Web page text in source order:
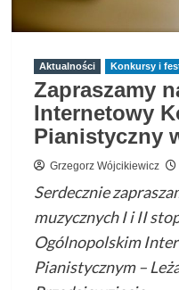
Aktualności Konkursy i
Zapraszamy
Internetowy
Pianistyczny
Grzegorz Wójcikiewicz
Serdecznie
muzycznych I i II
Ogólnopolskim
Pianistycznym –